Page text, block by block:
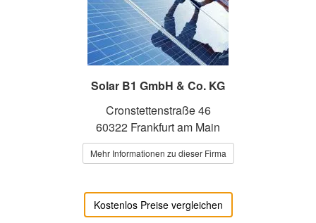
Solar B1 GmbH & Co. KG
Cronstettenstraße 46
60322 Frankfurt am Main
Mehr Informationen zu dieser Firma
Kostenlos Preise vergleichen